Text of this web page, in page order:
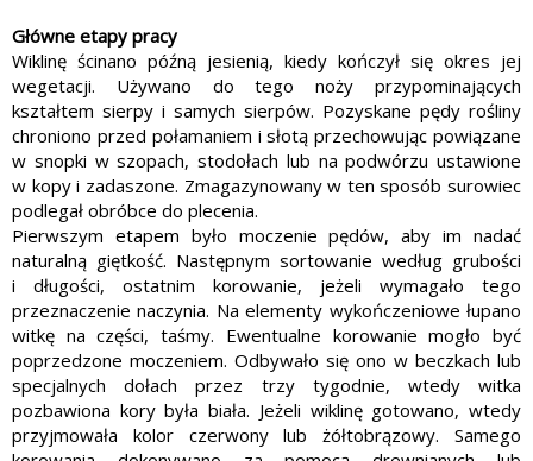
Główne etapy pracy
Wiklinę ścinano późną jesienią, kiedy kończył się okres jej
wegeta­cji. Używano do tego noży przypominających
kształtem sierpy i samych sierpów. Pozyskane pędy rośliny
chroniono przed połamaniem i słotą przechowując powiązane
w snopki w szopach, stodołach lub na podwórzu ustawione
w kopy i zadaszone. Zmagazynowany w ten sposób surowiec
podlegał obróbce do plecenia.
Pierwszym etapem było moczenie pę­dów, aby im nadać
naturalną giętkość. Następnym sortowanie według grubości
i długości, ostatnim korowanie, jeżeli wymagało tego
przeznaczenie naczynia. Na ele­menty wykończeniowe łupano
witkę na części, taśmy. Ewentualne korowanie mogło być
poprzedzone moczeniem. Odbywało się ono w beczkach lub
specjalnych dołach przez trzy tygodnie, wtedy witka
pozbawiona kory była biała. Jeżeli wiklinę gotowano, wtedy
przyjmowała kolor czerwony lub żółtobrązowy. Samego